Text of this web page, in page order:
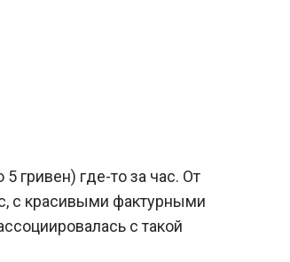
гривен) где-то за час. От
с красивыми фактурными
с такой